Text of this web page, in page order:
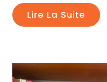
Lire La Suite